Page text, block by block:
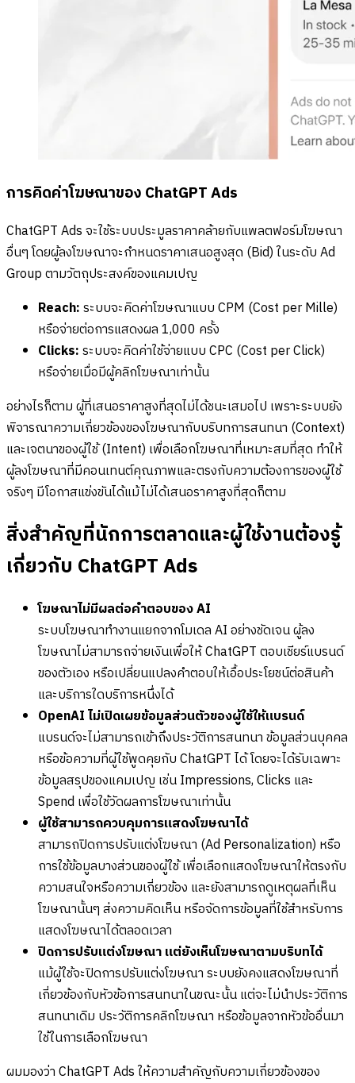
การคิดค่าโฆษณาของ ChatGPT Ads
ChatGPT Ads จะใช้ระบบประมูลราคาคล้ายกับแพลตฟอร์มโฆษณา
อื่นๆ โดยผู้ลงโฆษณาจะกำหนดราคาเสนอสูงสุด (Bid) ในระดับ Ad
Group ตามวัตถุประสงค์ของแคมเปญ
Reach:ระบบจะคิดค่าโฆษณาแบบ CPM (Cost per Mille)
หรือจ่ายต่อการแสดงผล 1,000 ครั้ง
Clicks:ระบบจะคิดค่าใช้จ่ายแบบ CPC (Cost per Click)
หรือจ่ายเมื่อมีผู้คลิกโฆษณาเท่านั้น
อย่างไรก็ตาม ผู้ที่เสนอราคาสูงที่สุดไม่ได้ชนะเสมอไป เพราะระบบยัง
พิจารณาความเกี่ยวข้องของโฆษณากับบริบทการสนทนา (Context)
และเจตนาของผู้ใช้ (Intent) เพื่อเลือกโฆษณาที่เหมาะสมที่สุด ทำให้
ผู้ลงโฆษณาที่มีคอนเทนต์คุณภาพและตรงกับความต้องการของผู้ใช้
จริงๆ มีโอกาสแข่งขันได้แม้ไม่ได้เสนอราคาสูงที่สุดก็ตาม
สิ่งสำคัญที่นักการตลาดและผู้ใช้งานต้องรู้
เกี่ยวกับ ChatGPT Ads
โฆษณาไม่มีผลต่อคำตอบของ AI
ระบบโฆษณาทำงานแยกจากโมเดล AI อย่างชัดเจน ผู้ลง
โฆษณาไม่สามารถจ่ายเงินเพื่อให้ ChatGPT ตอบเชียร์แบรนด์
ของตัวเอง หรือเปลี่ยนแปลงคำตอบให้เอื้อประโยชน์ต่อสินค้า
และบริการใดบริการหนึ่งได้
OpenAI ไม่เปิดเผยข้อมูลส่วนตัวของผู้ใช้ให้แบรนด์
แบรนด์จะไม่สามารถเข้าถึงประวัติการสนทนา ข้อมูลส่วนบุคคล
หรือข้อความที่ผู้ใช้พูดคุยกับ ChatGPT ได้ โดยจะได้รับเฉพาะ
ข้อมูลสรุปของแคมเปญ เช่น Impressions, Clicks และ
Spend เพื่อใช้วัดผลการโฆษณาเท่านั้น
ผู้ใช้สามารถควบคุมการแสดงโฆษณาได้
สามารถปิดการปรับแต่งโฆษณา (Ad Personalization) หรือ
การใช้ข้อมูลบางส่วนของผู้ใช้ เพื่อเลือกแสดงโฆษณาให้ตรงกับ
ความสนใจหรือความเกี่ยวข้อง และยังสามารถดูเหตุผลที่เห็น
โฆษณานั้นๆ ส่งความคิดเห็น หรือจัดการข้อมูลที่ใช้สำหรับการ
แสดงโฆษณาได้ตลอดเวลา
ปิดการปรับแต่งโฆษณา แต่ยังเห็นโฆษณาตามบริบทได้
แม้ผู้ใช้จะปิดการปรับแต่งโฆษณา ระบบยังคงแสดงโฆษณาที่
เกี่ยวข้องกับหัวข้อการสนทนาในขณะนั้น แต่จะไม่นำประวัติการ
สนทนาเดิม ประวัติการคลิกโฆษณา หรือข้อมูลจากหัวข้ออื่นมา
ใช้ในการเลือกโฆษณา
ผมมองว่า ChatGPT Ads ให้ความสำคัญกับความเกี่ยวข้องของ